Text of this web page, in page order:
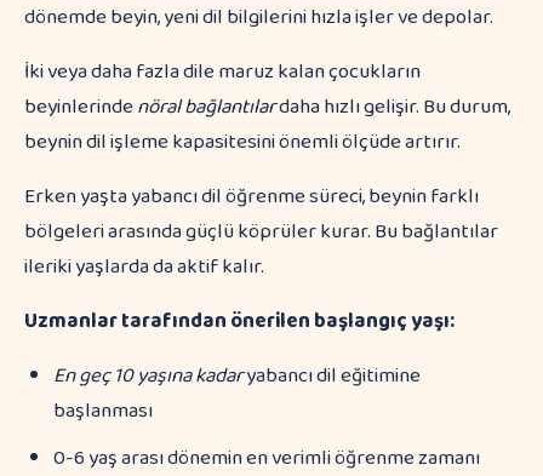
dönemde beyin, yeni dil bilgilerini hızla işler ve depolar.
İki veya daha fazla dile maruz kalan çocukların
beyinlerindenöral bağlantılardaha hızlı gelişir. Bu durum,
beynin dil işleme kapasitesini önemli ölçüde artırır.
Erken yaşta yabancı dil öğrenme süreci, beynin farklı
bölgeleri arasında güçlü köprüler kurar. Bu bağlantılar
ileriki yaşlarda da aktif kalır.
Uzmanlar tarafından önerilen başlangıç yaşı:
En geç 10 yaşına kadaryabancı dil eğitimine
başlanması
0-6 yaş arası dönemin en verimli öğrenme zamanı